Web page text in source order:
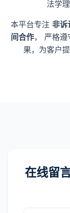
法学
本平台专注 非诉
间合作， 严格遵
果，为客户
在线留